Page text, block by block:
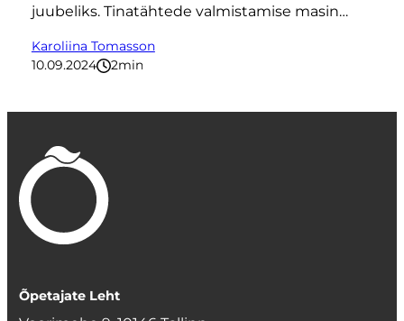
juubeliks. Tinatähtede valmistamise masin…
Karoliina Tomasson
10.09.2024
2minutit
Õpetajate Leht